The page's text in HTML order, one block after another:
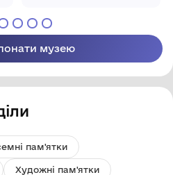
музею
пам'ятки
Художні пам'ятки